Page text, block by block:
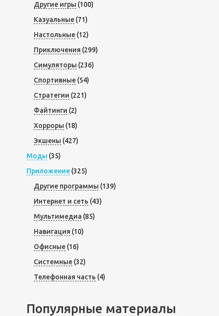
Другие игры (100)
Казуальные(71)
Настольные(12)
Приключения (299)
Симуляторы (236)
Спортивные(54)
Стратегии (221)
Файтинги (2)
Хорроры (18)
Экшены (427)
Моды (35)
Приложение(325)
Другие программы (139)
Интернет и сеть (43)
Мультимедиа (85)
Навигация (10)
Офисные(16)
Системные(32)
Телефонная часть (4)
Популярные материалы